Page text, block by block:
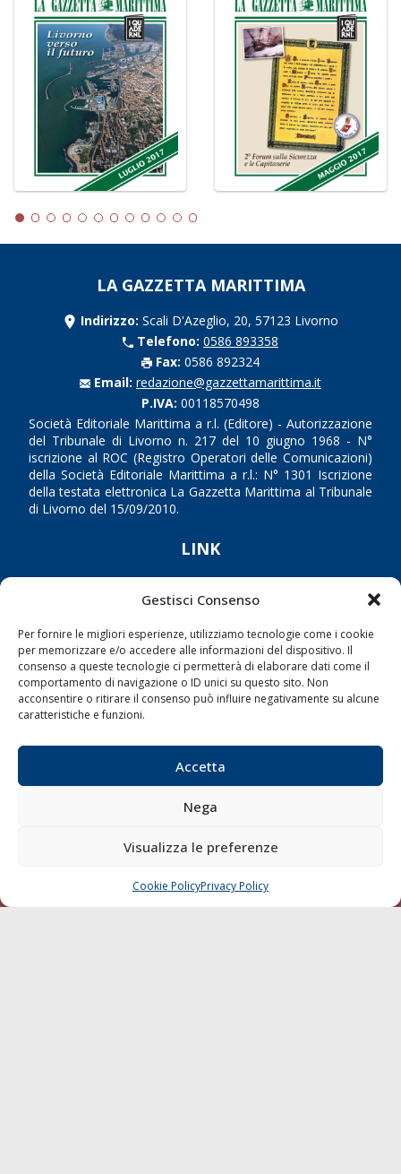
Gestisci Consenso
Per fornire le migliori esperienze, utilizziamo tecnologie come i cookie
per memorizzare e/o accedere alle informazioni del dispositivo. Il
consenso a queste tecnologie ci permetterà di elaborare dati come il
comportamento di navigazione o ID unici su questo sito. Non
acconsentire o ritirare il consenso può influire negativamente su alcune
caratteristiche e funzioni.
Accetta
Nega
Visualizza le preferenze
Cookie PolicyPrivacy Policy
LA GAZZETTA MARITTIMA
Indirizzo: Scali D'Azeglio, 20, 57123 Livorno
Telefono: 0586 893358
Fax: 0586 892324
Email: redazione@gazzettamarittima.it
P.IVA: 00118570498
Società Editoriale Marittima a r.l. (Editore) - Autorizzazione
del Tribunale di Livorno n. 217 del 10 giugno 1968 - N°
iscrizione al ROC (Registro Operatori delle Comunicazioni)
della Società Editoriale Marittima a r.l.: N° 1301 Iscrizione
della testata elettronica La Gazzetta Marittima al Tribunale
di Livorno del 15/09/2010.
LINK
Shipping
Trasporti
Varie
Sostenibilità
Chi siamo
SEGUI
CHIAMA SCRIVI